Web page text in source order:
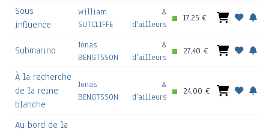
Sous
influence
William
SUTCLIFFE
&
d'ailleurs
17,25 €
Submarino
Jonas
BENGTSSON
&
d'ailleurs
27,40 €
À la recherche
de la reine
blanche
Jonas
BENGTSSON
&
d'ailleurs
24,00 €
Au bord de la